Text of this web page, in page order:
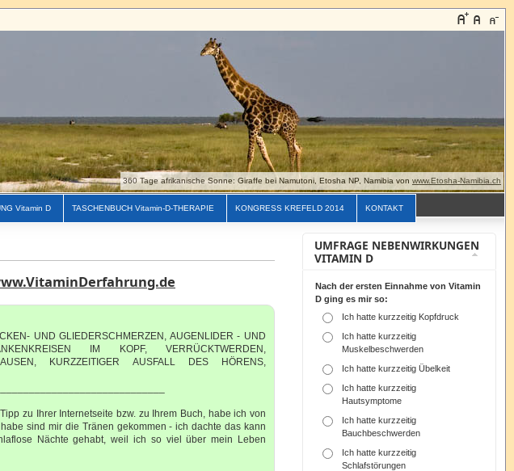
360 Tage afrikanische Sonne: Giraffe bei Namutoni, Etosha NP, Namibia von www.Etosha-Namibia.ch
Vitamin D TASCHENBUCH Vitamin-D-THERAPIE KONGRESS KREFELD 2014 KONTAKT
UND GLIEDERSCHMERZEN, AUGENLIDER - UND
IM KOPF, VERRÜCKTWERDEN,
KURZZEITIGER AUSFALL DES HÖRENS,
zu Ihrer Internetseite bzw. zu Ihrem Buch, habe ich von
sind mir die Tränen gekommen - ich dachte das kann
Nächte gehabt, weil ich so viel über mein Leben
UMFRAGE NEBENWIRKUNGEN
VITAMIN D
Nach der ersten Einnahme von Vitamin
D ging es mir so:
Ich hatte kurzzeitig Kopfdruck
Ich hatte kurzzeitig
Muskelbeschwerden
Ich hatte kurzzeitig Übelkeit
Ich hatte kurzzeitig
Hautsymptome
Ich hatte kurzzeitig
Bauchbeschwerden
Ich hatte kurzzeitig
Schlafstörungen